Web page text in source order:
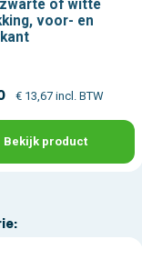
of witte
voor- en
€ 13,67 incl. BTW
Bekijk product